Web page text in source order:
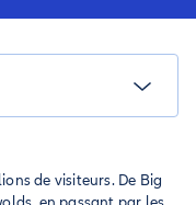
de visiteurs. De Big